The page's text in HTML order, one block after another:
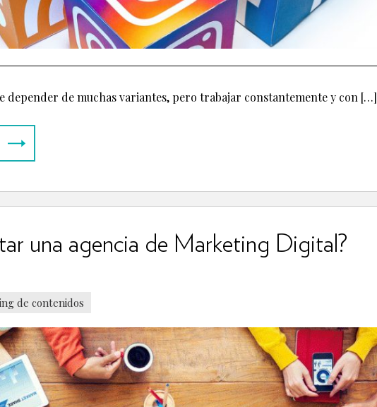
depender de muchas variantes, pero trabajar constantemente y con […]
una agencia de Marketing Digital?
de contenidos
VER MÁS